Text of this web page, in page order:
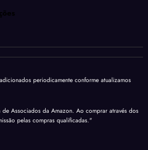
periodicamente conforme atualizamos
Associados da Amazon. Ao comprar através dos
pelas compras qualificadas."